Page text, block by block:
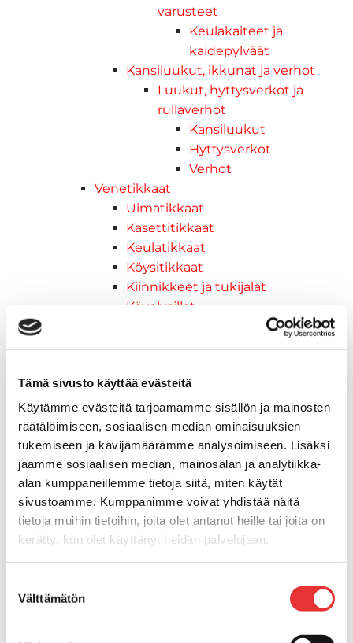
Tämä sivusto käyttää evästeitä
Käytämme evästeitä tarjoamamme sisällön ja mainosten
räätälöimiseen, sosiaalisen median ominaisuuksien
tukemiseen ja kävijämäärämme analysoimiseen. Lisäksi
jaamme sosiaalisen median, mainosalan ja analytiikka-
alan kumppaneillemme tietoja siitä, miten käytät
sivustoamme. Kumppanimme voivat yhdistää näitä
tietoja muihin tietoihin, joita olet antanut heille tai joita on
kerätty, kun olet käyttänyt heidän palvelujaan.
valinta
Välttämätön
varusteet
Keulakaiteet ja
kaidepylväät
Kansiluukut, ikkunat ja verhot
Luukut, hyttysverkot ja
rullaverhot
Kansiluukut
Hyttysverkot
Verhot
Venetikkaat
Uimatikkaat
Kasettitikkaat
Keulatikkaat
Köysitikkaat
Kiinnikkeet ja tukijalat
Kävelysillat
Lepuuttajan kiinnike
Tuulilasin kiinnike
Reuna-, köli-, törmäyslistat ja kansikate
Törmäyslista
Kansikate
Reuna- ja ikkunalistat
Alumiinilistat
Kävelysillat ja Taavetit
Kiinnitysvarret
SUP-laudan telineet